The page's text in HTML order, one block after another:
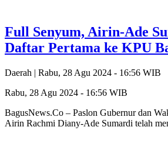
Full Senyum, Airin-Ade
Daftar Pertama ke KPU
Daerah | Rabu, 28 Agu 2024 - 16:56 WIB
Rabu, 28 Agu 2024 - 16:56 WIB
BagusNews.Co – Paslon Gubernur dan
Airin Rachmi Diany-Ade Sumardi telah